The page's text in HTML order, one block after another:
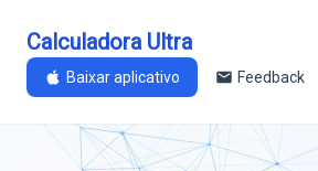
Calculadora Ultra
Baixar aplicativo Feedback